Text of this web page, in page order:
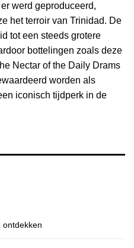
werd geproduceerd,
het terroir van Trinidad. De
tot een steeds grotere
bottelingen zoals deze
Nectar of the Daily Drams
worden als
iconisch tijdperk in de
ontdekken